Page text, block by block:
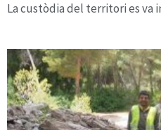
La custòdia del territori es va